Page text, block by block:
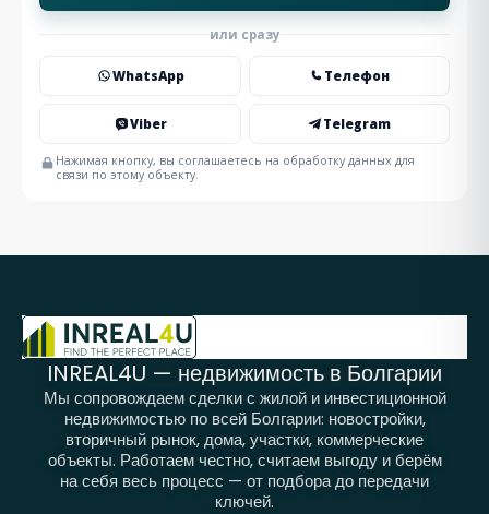
или сразу
WhatsApp Телефон
Viber Telegram
Нажимая кнопку, вы соглашаетесь на обработку данных для
связи по этому объекту.
INREAL4U — недвижимость в Болгарии
Мы сопровождаем сделки с жилой и инвестиционной
недвижимостью по всей Болгарии: новостройки,
вторичный рынок, дома, участки, коммерческие
объекты. Работаем честно, считаем выгоду и берём
на себя весь процесс — от подбора до передачи
ключей.